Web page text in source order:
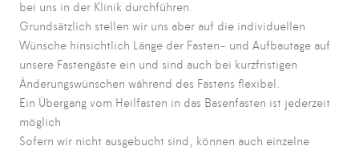
bei uns in der Klinik durchführen.
Grundsätzlich stellen wir uns aber auf die individuellen
Wünsche hinsichtlich Länge der Fasten- und Aufbautage auf
unsere Fastengäste ein und sind auch bei kurzfristigen
Änderungswünschen während des Fastens flexibel.
Ein Übergang vom Heilfasten in das Basenfasten ist jederzeit
möglich
Sofern wir nicht ausgebucht sind, können auch einzelne